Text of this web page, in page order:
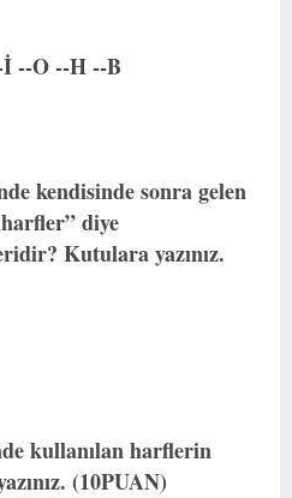
--O --H --B
kendisinde sonra gelen
diye
Kutulara yazınız.
kullanılan harflerin
(10PUAN)